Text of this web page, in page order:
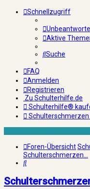
Schnellzugriff
Aktive
Suche
FAQ
Anmelden
Registrieren
Zu Schulterhilfe.de
Schulterhilfe®
Schulterschmerzen
Foren-Übersicht
Schulterschmerzen...
Suche